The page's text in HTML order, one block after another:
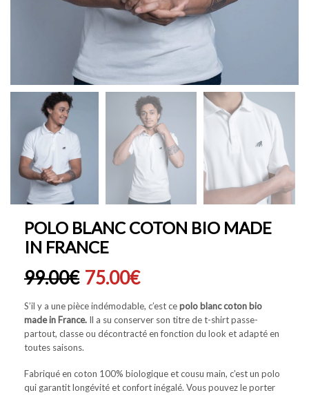
POLO BLANC COTON BIO MADE
IN FRANCE
99.00€ 75.00€
S’il y a une pièce indémodable, c’est cepolo blanc coton bio
made in France. Il a su conserver son titre de t-shirt passe-
partout, classe ou décontracté en fonction du look et adapté en
toutes saisons.
Fabriqué en coton 100% biologique et cousu main, c’est un polo
qui garantit longévité et confort inégalé. Vous pouvez le porter